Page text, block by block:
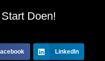
Doen!
LinkedIn